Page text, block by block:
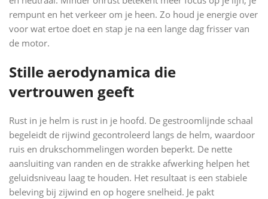
rempunt en het verkeer om je heen. Zo houd je energie over
voor wat ertoe doet en stap je na een lange dag frisser van
de motor.
Stille aerodynamica die
vertrouwen geeft
Rust in je helm is rust in je hoofd. De gestroomlijnde schaal
begeleidt de rijwind gecontroleerd langs de helm, waardoor
ruis en drukschommelingen worden beperkt. De nette
aansluiting van randen en de strakke afwerking helpen het
geluidsniveau laag te houden. Het resultaat is een stabiele
beleving bij zijwind en op hogere snelheid. Je pakt